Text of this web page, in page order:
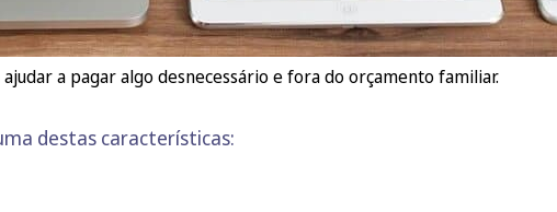
a pagar algo desnecessário e fora do orçamento familiar.
destas características: